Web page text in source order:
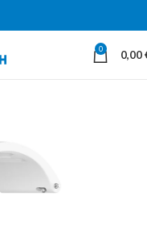
0 0,00